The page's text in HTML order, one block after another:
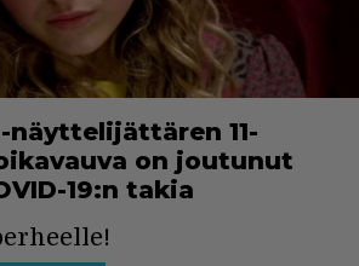
näyttelijättären 11-
on joutunut
19:n takia